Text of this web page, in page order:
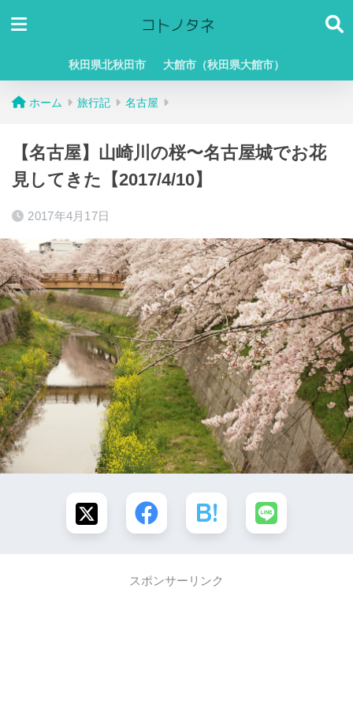
秋田県北秋田市 大館市（秋田県大館市）
ホーム 旅行記 名古屋
【名古屋】山崎川の桜〜名古屋城でお花
見してきた【2017/4/10】
2017年4月17日
スポンサーリンク